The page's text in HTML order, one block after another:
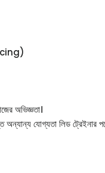
অভিজ্ঞতা।
অন্যান্য যোগ্যতা লিড ট্রেইনার